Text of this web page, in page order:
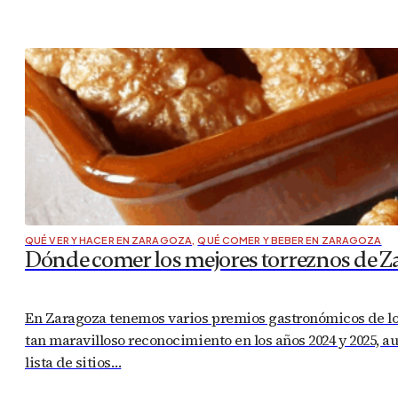
QUÉ VER Y HACER EN ZARAGOZA, QUÉ COMER Y BEBER EN ZARAGOZA
Dónde comer los mejores torreznos de
En Zaragoza tenemos varios premios gastronómicos de
tan maravilloso reconocimiento en los años 2024 y
lista de sitios…